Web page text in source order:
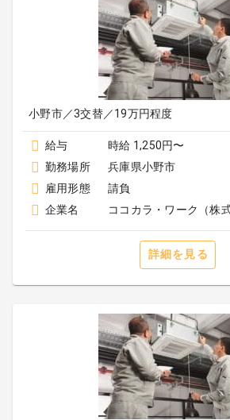
小野市／3交替／19万円程度
給与
時給 1,250円〜
勤務場所
兵庫県小野市
雇用形態
請負
企業名
ココカラ・ワーク（株
詳細を見る